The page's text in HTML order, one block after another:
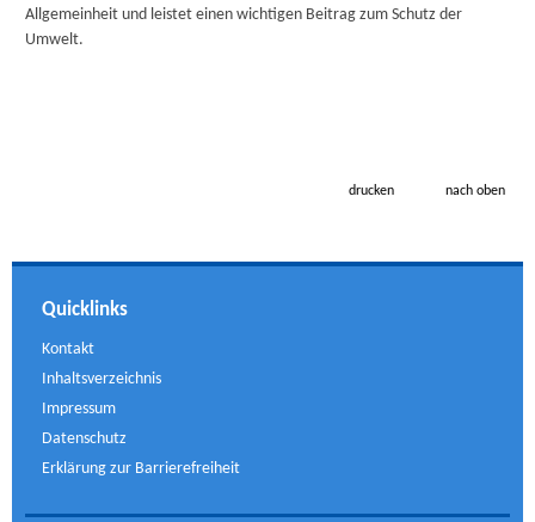
Allgemeinheit und leistet einen wichtigen Beitrag zum Schutz der
Umwelt.
drucken nach oben
Quicklinks
Kontakt
Inhaltsverzeichnis
Impressum
Datenschutz
Erklärung zur Barrierefreiheit